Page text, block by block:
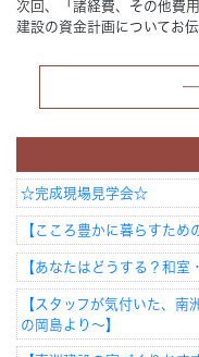
次回、「諸経費、その他費
建設の資金計画についてお
☆完成現場見学会☆
【こころ豊かに暮らすた
【あなたはどうする？和室
【スタッフが気付いた、南
の岡島より～】